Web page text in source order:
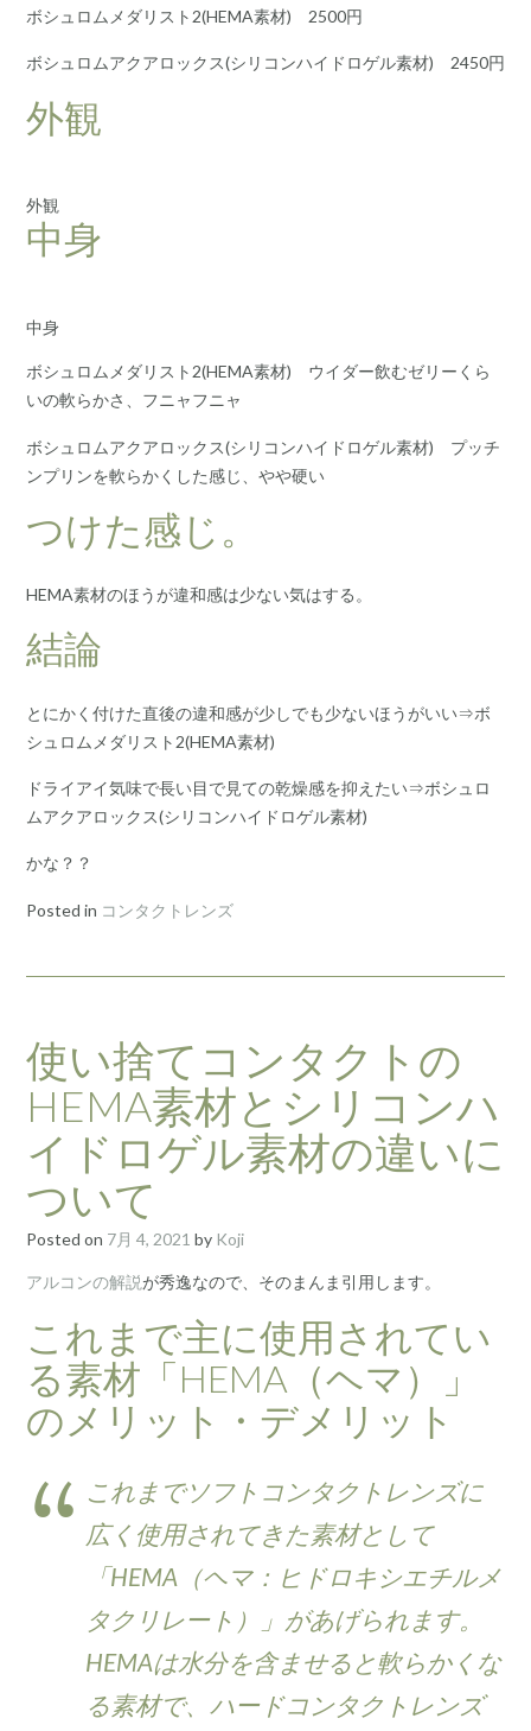
ボシュロムメダリスト2(HEMA素材) 2500円
ボシュロムアクアロックス(シリコンハイドロゲル素材) 2450円
外観
外観
中身
中身
ボシュロムメダリスト2(HEMA素材) ウイダー飲むゼリーくら
いの軟らかさ、フニャフニャ
ボシュロムアクアロックス(シリコンハイドロゲル素材) プッチ
ンプリンを軟らかくした感じ、やや硬い
つけた感じ。
HEMA素材のほうが違和感は少ない気はする。
結論
とにかく付けた直後の違和感が少しでも少ないほうがいい⇒ボ
シュロムメダリスト2(HEMA素材)
ドライアイ気味で長い目で見ての乾燥感を抑えたい⇒ボシュロ
ムアクアロックス(シリコンハイドロゲル素材)
かな？？
Posted in コンタクトレンズ
使い捨てコンタクトの
HEMA素材とシリコンハ
イドロゲル素材の違いに
ついて
Posted on 7月 4, 2021 by Koji
アルコンの解説が秀逸なので、そのまんま引用します。
これまで主に使用されてい
る素材「HEMA（ヘマ）」
のメリット・デメリット
これまでソフトコンタクトレンズに
広く使用されてきた素材として
「HEMA（ヘマ：ヒドロキシエチルメ
タクリレート）」があげられます。
HEMAは水分を含ませると軟らかくな
る素材で、ハードコンタクトレンズ